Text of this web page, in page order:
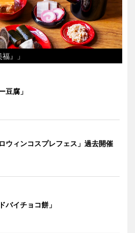
』」
豆腐」
ウィンコスプレフェス」過去開催
バイチョコ餅」